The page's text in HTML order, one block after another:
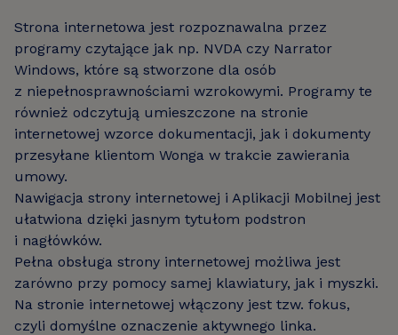
Strona internetowa jest rozpoznawalna przez
programy czytające jak np. NVDA czy Narrator
Windows, które są stworzone dla osób
z niepełnosprawnościami wzrokowymi. Programy te
również odczytują umieszczone na stronie
internetowej wzorce dokumentacji, jak i dokumenty
przesyłane klientom Wonga w trakcie zawierania
umowy.
Nawigacja strony internetowej i Aplikacji Mobilnej jest
ułatwiona dzięki jasnym tytułom podstron
i nagłówków.
Pełna obsługa strony internetowej możliwa jest
zarówno przy pomocy samej klawiatury, jak i myszki.
Na stronie internetowej włączony jest tzw. fokus,
czyli domyślne oznaczenie aktywnego linka.